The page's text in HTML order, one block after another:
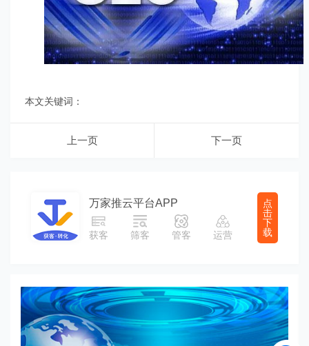
本文关键词：
上一页 下一页
万家推云平台APP
获客 筛客 管客 运营
点
击
下
载